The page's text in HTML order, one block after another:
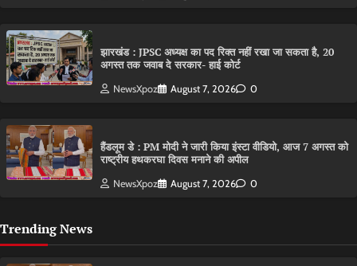
झारखंड : JPSC अध्यक्ष का पद रिक्त नहीं रखा जा सकता है, 20
अगस्त तक जवाब दे सरकार- हाई कोर्ट
NewsXpoz August 7, 2026 0
हैंडलूम डे : PM मोदी ने जारी किया इंस्टा वीडियो, आज 7 अगस्त को
राष्ट्रीय हथकरघा दिवस मनाने की अपील
NewsXpoz August 7, 2026 0
Trending News